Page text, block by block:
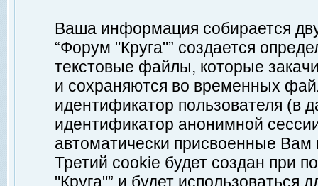
Ваша информация собирается
“Форум "Круга"” создается
текстовые файлы, которые
и сохраняются во временных
идентификатор пользователя (в
идентификатор анонимной
автоматически присвоенные
Третий cookie будет создан при
"Круга"” и будет